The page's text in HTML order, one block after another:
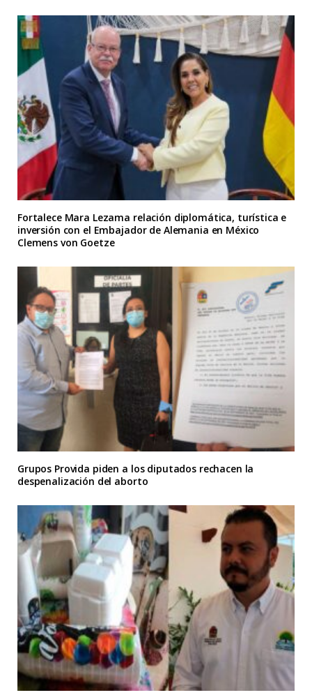
Fortalece Mara Lezama relación diplomática, turística e
inversión con el Embajador de Alemania en México
Clemens von Goetze
Grupos Provida piden a los diputados rechacen la
despenalización del aborto